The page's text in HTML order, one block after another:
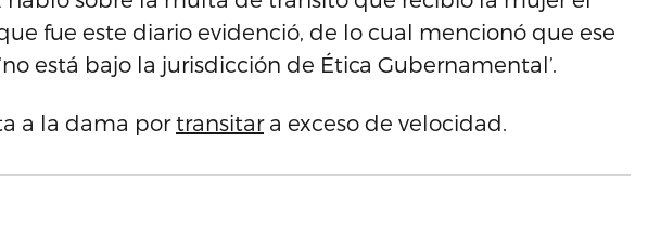
fue este diario evidenció, de lo cual mencionó que ese
está bajo la jurisdicción de Ética Gubernamental’.
a la dama portransitara exceso de velocidad.